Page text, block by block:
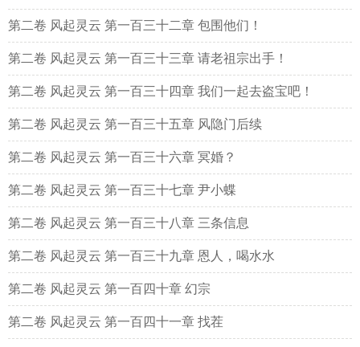
第二卷 风起灵云 第一百三十二章 包围他们！
第二卷 风起灵云 第一百三十三章 请老祖宗出手！
第二卷 风起灵云 第一百三十四章 我们一起去盗宝吧！
第二卷 风起灵云 第一百三十五章 风隐门后续
第二卷 风起灵云 第一百三十六章 冥婚？
第二卷 风起灵云 第一百三十七章 尹小蝶
第二卷 风起灵云 第一百三十八章 三条信息
第二卷 风起灵云 第一百三十九章 恩人，喝水水
第二卷 风起灵云 第一百四十章 幻宗
第二卷 风起灵云 第一百四十一章 找茬